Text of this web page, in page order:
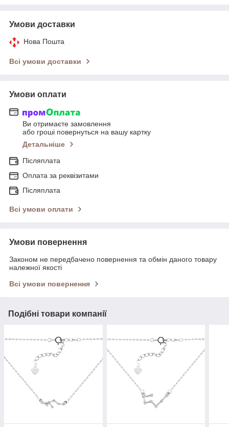
Умови доставки
Нова Пошта
Всі умови доставки
Умови оплати
Ви отримаєте замовлення
або гроші повернуться на вашу картку
Детальніше
Післяплата
Оплата за реквізитами
Післяплата
Всі умови оплати
Умови повернення
Законом не передбачено повернення та обмін даного товару
належної якості
Всі умови повернення
Подібні товари компанії